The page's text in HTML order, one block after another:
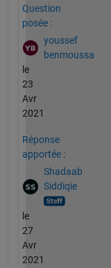
Question
posée :
youssef
benmoussa
le
23
Avr
2021
Réponse
apportée :
Shadaab
Siddiqie
le
27
Avr
2021